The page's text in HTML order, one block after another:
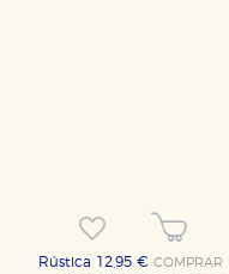
Rústica 12,95 €COMPRAR